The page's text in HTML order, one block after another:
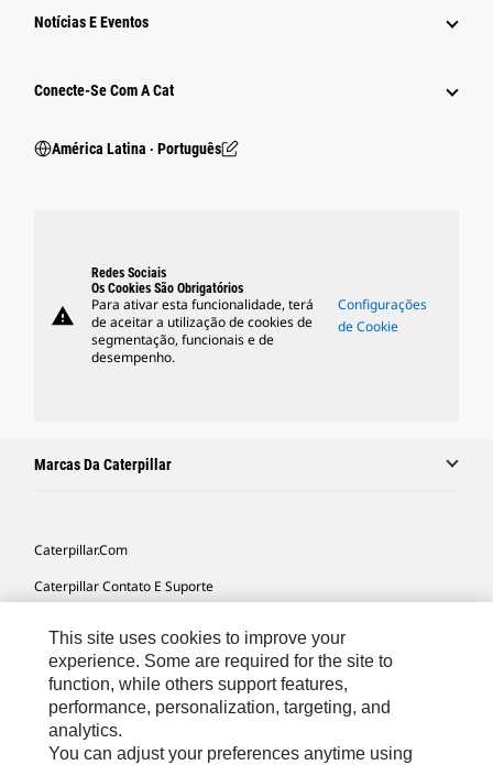
Notícias E Eventos
Conecte-Se Com A Cat
América Latina ‧ Português
warning
Redes Sociais
Os Cookies São Obrigatórios
Para ativar esta funcionalidade, terá
de aceitar a utilização de cookies de
segmentação, funcionais e de
desempenho.
Configurações
de Cookie
Marcas Da Caterpillar
Caterpillar.com
Caterpillar Contato E Suporte
Mapa Do Local
Cookie Settings
Legal
This site uses cookies to improve your
experience. Some are required for the site to
function, while others support features,
performance, personalization, targeting, and
analytics.
You can adjust your preferences anytime using